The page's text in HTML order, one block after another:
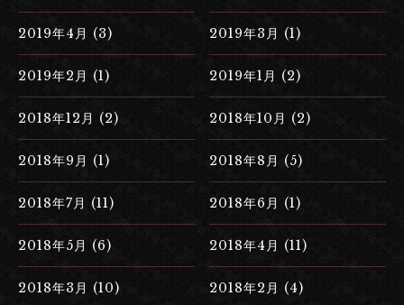
2019年4月 (3) 2019年3月 (1)
2019年2月 (1) 2019年1月 (2)
2018年12月 (2) 2018年10月 (2)
2018年9月 (1) 2018年8月 (5)
2018年7月 (11) 2018年6月 (1)
2018年5月 (6) 2018年4月 (11)
2018年3月 (10) 2018年2月 (4)